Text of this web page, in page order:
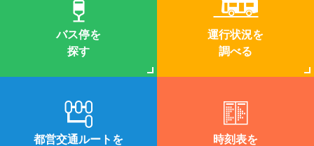
バス停を
探す
運行状況を
調べる
都営交通ルートを
時刻表を